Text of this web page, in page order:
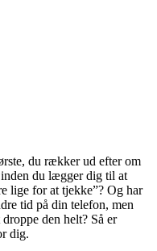
du rækker ud efter om
du lægger dig til at
lige for at tjekke”? Og har
tid på din telefon, men
den helt? Så er
dig.